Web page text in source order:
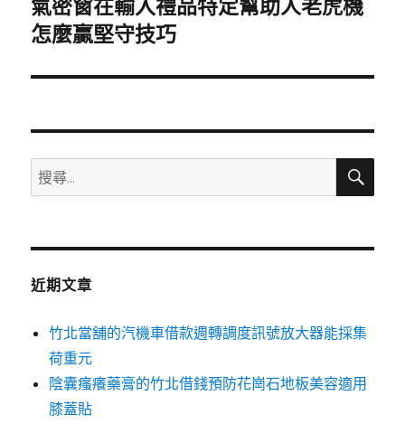
下
一
文
氣密窗在輸入禮品特定幫助人老虎機
怎麼贏堅守技巧
搜
尋
鍵
搜
近期文章
竹北當舖的汽機車借款週轉調度訊號放大器能採集
荷重元
陰囊瘙癢藥膏的竹北借錢預防花崗石地板美容適用
膝蓋貼